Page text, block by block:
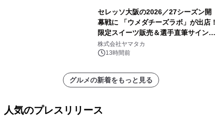
セレッソ大阪の2026／27シーズン開
幕戦に 「ウメダチーズラボ」が出店！
限定スイーツ販売＆選手直筆サイング
ッズが当たる抽選会を 8月8日に開催
株式会社ヤマタカ
13時間前
グルメの新着をもっと見る
人気のプレスリリース